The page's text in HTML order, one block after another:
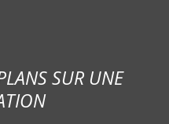
SUR UNE